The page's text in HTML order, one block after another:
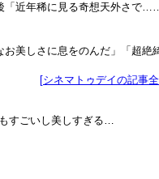
近年稀に見る奇想天外さ
美しさに息をのんだ」「超
[シネマトゥデイの記事
すごいし美しすぎる…